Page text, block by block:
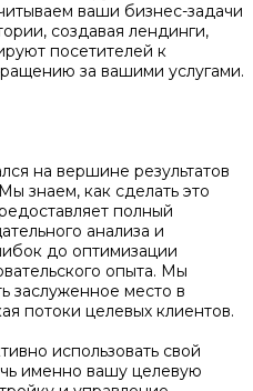
ваши бизнес-задачи
создавая лендинги,
посетителей к
за вашими услугами.
на вершине результатов
знаем, как сделать это
полный
анализа и
до оптимизации
опыта. Мы
заслуженное место в
потоки целевых клиентов.
использовать свой
именно вашу целевую